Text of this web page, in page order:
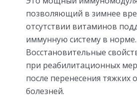
позволяющий в зимнее
отсутствии витаминов
иммунную систему в норме.
Восстановительные
при реабилитационных
после перенесения тяжких
болезней.